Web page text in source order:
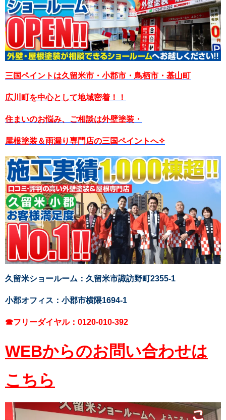
三国ペイントは久留米市・小郡市・鳥栖市・基山町
広川町を中心として地域密着！！
住まいのお悩み、ご相談は外壁塗装・
屋根塗装＆雨漏り専門店の三国ペイントへ✧
久留米ショールーム：久留米市諏訪野町2355-1
小郡オフィス：小郡市横隈1694-1
☎フリーダイヤル：0120-010-392
WEBからのお問い合わせは
こちら